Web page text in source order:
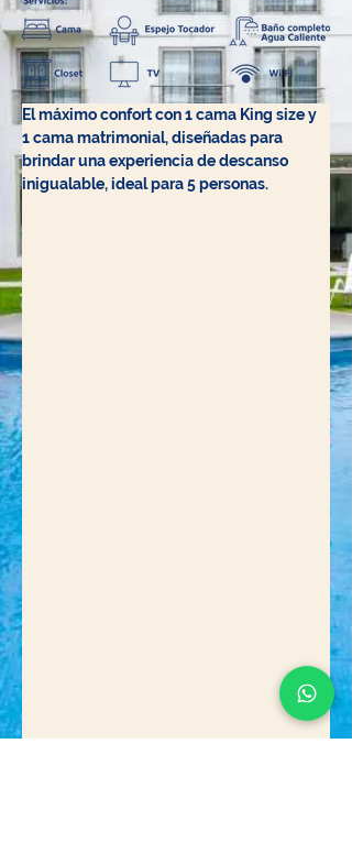
El máximo confort con 1 cama King size y
1 cama matrimonial, diseñadas para
brindar una experiencia de descanso
inigualable, ideal para 5 personas.